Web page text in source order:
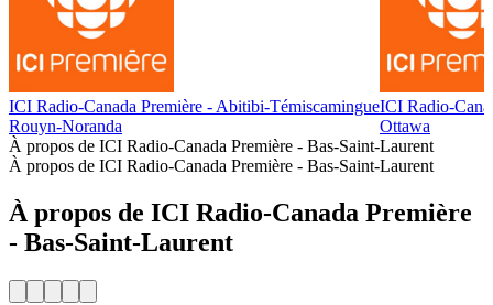
ICI Radio-Canada Première - Abitibi-Témiscamingue
Rouyn-Noranda
ICI Radio-
Ottawa
À propos de ICI Radio-Canada Première - Bas-Saint-Laurent
À propos de ICI Radio-Canada Première - Bas-Saint-Laurent
À propos de ICI Radio-Canada Première
- Bas-Saint-Laurent